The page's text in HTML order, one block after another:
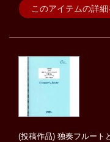
このアイテムの詳細
(投稿作品) 独奏フルート